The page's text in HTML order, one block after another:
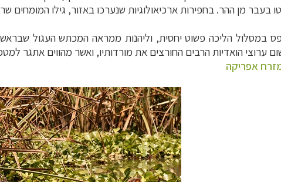
בעבר מן ההר. בחפירות ארכיאולוגיות שנערכו באזור, גילו המומחים
במסלול הליכה פשוט יחסית, וליהנות ממראה המכתש העגול
ערוצי הואדיות הרבים החורצים את מורדותיו, ואשר מהווים אתגר
אפריקה